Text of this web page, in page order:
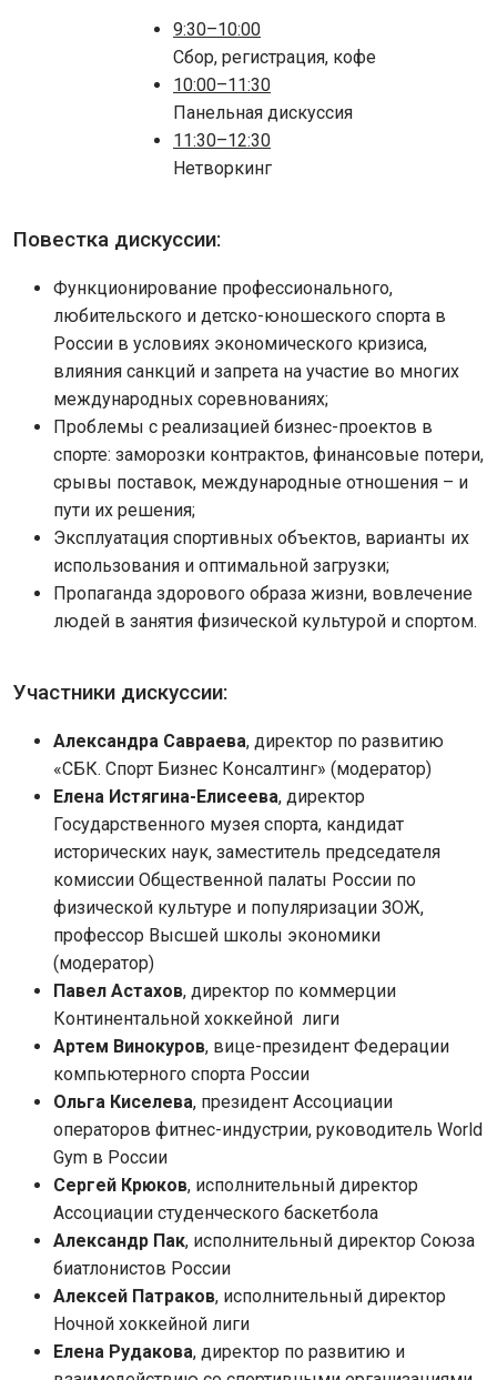
9:30–10:00
Сбор, регистрация, кофе
10:00–11:30
Панельная дискуссия
11:30–12:30
Нетворкинг
Повестка дискуссии:
Функционирование профессионального,
любительского и детско-юношеского спорта в
России в условиях экономического кризиса,
влияния санкций и запрета на участие во многих
международных соревнованиях;
Проблемы с реализацией бизнес-проектов в
спорте: заморозки контрактов, финансовые потери,
срывы поставок, международные отношения – и
пути их решения;
Эксплуатация спортивных объектов, варианты их
использования и оптимальной загрузки;
Пропаганда здорового образа жизни, вовлечение
людей в занятия физической культурой и спортом.
Участники дискуссии:
Александра Савраева, директор по развитию
«СБК. Спорт Бизнес Консалтинг» (модератор)
Елена Истягина-Елисеева, директор
Государственного музея спорта, кандидат
исторических наук, заместитель председателя
комиссии Общественной палаты России по
физической культуре и популяризации ЗОЖ,
профессор Высшей школы экономики
(модератор)
Павел Астахов, директор по коммерции
Континентальной хоккейной лиги
Артем Винокуров, вице-президент Федерации
компьютерного спорта России
Ольга Киселева, президент Ассоциации
операторов фитнес-индустрии, руководитель World
Gym в России
Сергей Крюков, исполнительный директор
Ассоциации студенческого баскетбола
Александр Пак, исполнительный директор Союза
биатлонистов России
Алексей Патраков, исполнительный директор
Ночной хоккейной лиги
Елена Рудакова, директор по развитию и